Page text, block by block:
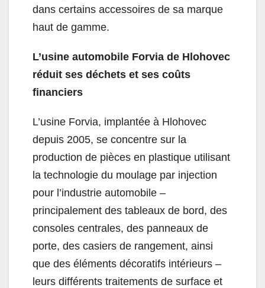
dans certains accessoires de sa marque
haut de gamme.
L’usine automobile Forvia de Hlohovec
réduit ses déchets et ses coûts
financiers
L’usine Forvia, implantée à Hlohovec
depuis 2005, se concentre sur la
production de pièces en plastique utilisant
la technologie du moulage par injection
pour l’industrie automobile –
principalement des tableaux de bord, des
consoles centrales, des panneaux de
porte, des casiers de rangement, ainsi
que des éléments décoratifs intérieurs –
leurs différents traitements de surface et